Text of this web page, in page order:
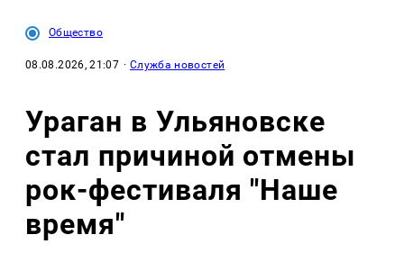
Общество
08.08.2026, 21:07 · Служба новостей
Ураган в Ульяновске
стал причиной отмены
рок-фестиваля "Наше
время"